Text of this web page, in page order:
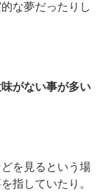
な夢だったりし
がない事が多い
を見るという場
指していたり。